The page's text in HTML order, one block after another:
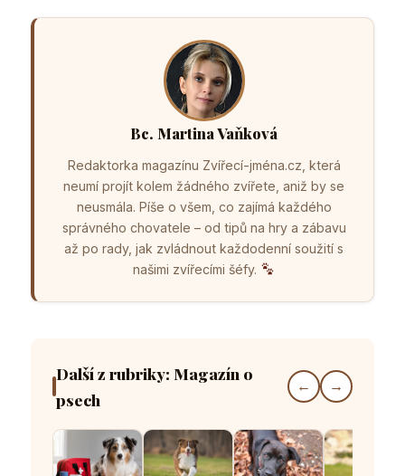
Bc. Martina Vaňková
Redaktorka magazínu Zvířecí-jména.cz, která
neumí projít kolem žádného zvířete, aniž by se
neusmála. Píše o všem, co zajímá každého
správného chovatele – od tipů na hry a zábavu
až po rady, jak zvládnout každodenní soužití s
našimi zvířecími šéfy.
Další z rubriky: Magazín o
psech
← →